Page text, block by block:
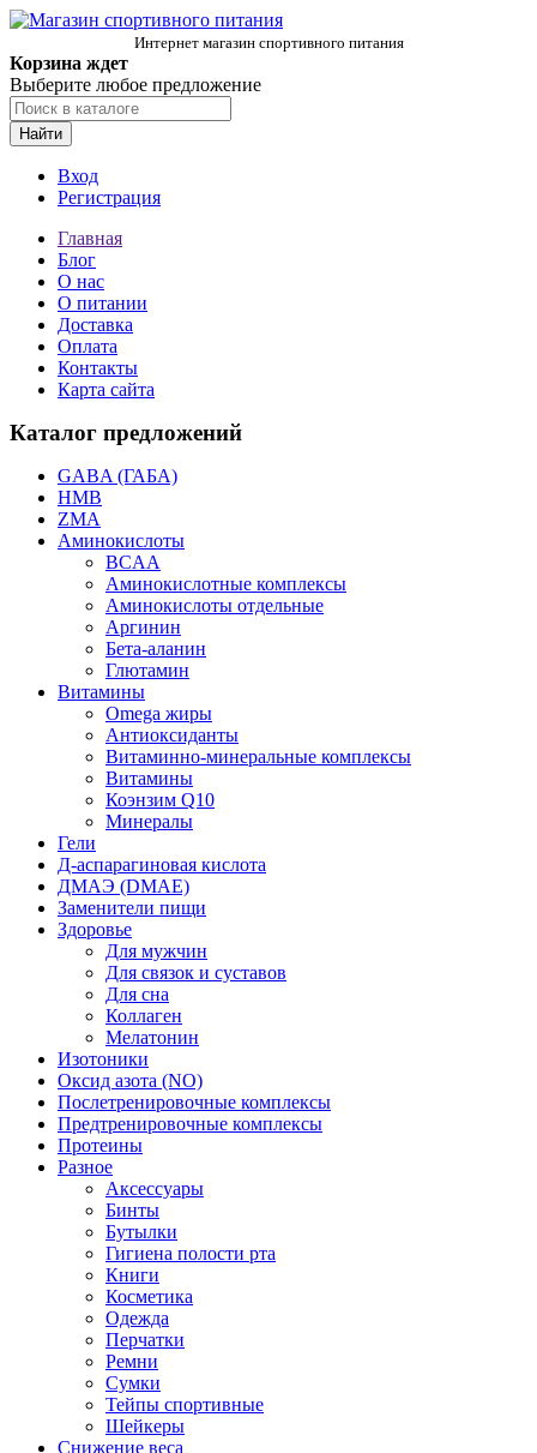
Интернет магазин спортивного питания
Корзина ждет
Выберите любое предложение
Найти
Вход
Регистрация
Главная
Блог
О нас
О питании
Доставка
Оплата
Контакты
Карта сайта
Каталог предложений
GABA (ГАБА)
HMB
ZMA
Аминокислоты
BCAA
Аминокислотные комплексы
Аминокислоты отдельные
Аргинин
Бета-аланин
Глютамин
Витамины
Omega жиры
Антиоксиданты
Витаминно-минеральные комплексы
Витамины
Коэнзим Q10
Минералы
Гели
Д-аспарагиновая кислота
ДМАЭ (DMAE)
Заменители пищи
Здоровье
Для мужчин
Для связок и суставов
Для сна
Коллаген
Мелатонин
Изотоники
Оксид азота (NO)
Послетренировочные комплексы
Предтренировочные комплексы
Протеины
Разное
Аксессуары
Бинты
Бутылки
Гигиена полости рта
Книги
Косметика
Одежда
Перчатки
Ремни
Сумки
Тейпы спортивные
Шейкеры
Снижение веса